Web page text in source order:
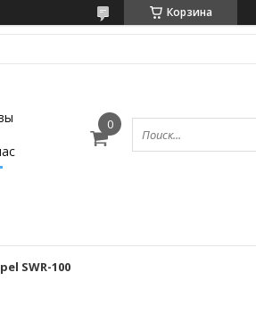
Корзина
SWR-100